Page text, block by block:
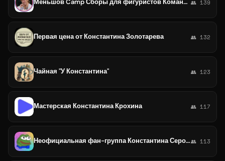
Меньшов Camp Сборы для фигуристов Команда Константина Меньшова 👥 139
Первая цена от Константина Золотарева 👥 132
Чайная "У Константина" 👥 123
Мастерская Константина Крохина 👥 117
Неофициальная фан-группа Константина Серова👥 113